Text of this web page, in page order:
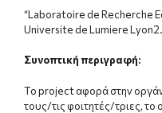
“Laboratoire de Recherche
Universite de Lumiere Lyon2.
Συνοπτική περιγραφή:
Το project αφορά στην
τους/τις φοιτητές/τριες, το